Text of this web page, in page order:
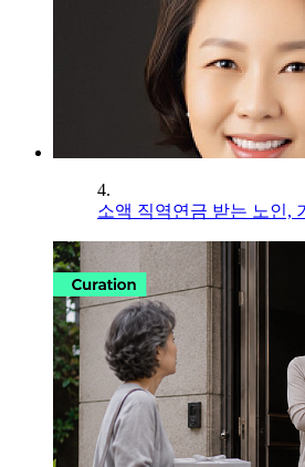
4.
소액 직역연금 받는 노인,